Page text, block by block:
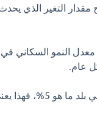
التغير الذي